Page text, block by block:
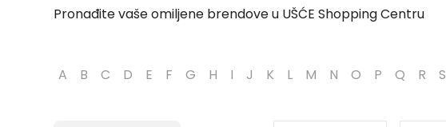
Pronađite vaše omiljene brendove u UŠĆE Shopping Centru
A B C D E F G H I J K L M N O P Q R S